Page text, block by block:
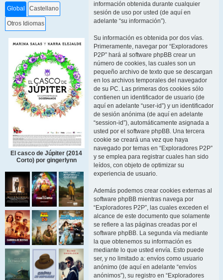
Global Castellano
Otros Idiomas
El casco de Júpiter (2014
Corto) por gingerlynn
información obtenida durante cualquier
sesión de uso por usted (de aquí en
adelante “su información”).
Su información es obtenida por dos vías.
Primeramente, navegar por “Exploradores
P2P” hará al software phpBB crear un
número de cookies, las cuales son un
pequeño archivo de texto que se descargan
en los archivos temporales del navegador
de su PC. Las primeras dos cookies sólo
contienen un identificador de usuario (de
aquí en adelante “user-id”) y un identificador
de sesión anónima (de aquí en adelante
“session-id”), automáticamente asignada a
usted por el software phpBB. Una tercera
cookie se creará una vez que haya
navegado por temas en “Exploradores P2P”
y se emplea para registrar cuales han sido
leídos, con objeto de optimizar su
experiencia de usuario.
Además podemos crear cookies externas al
software phpBB mientras navega por
“Exploradores P2P”, las cuales exceden el
alcance de este documento que solamente
se refiere a las páginas creadas por el
software phpBB. La segunda vía mediante
la que obtenemos su información es
mediante lo que usted envía. Esto puede
ser, y no limitado a: envíos como usuario
anónimo (de aquí en adelante “envíos
anónimos”), su registro en “Exploradores